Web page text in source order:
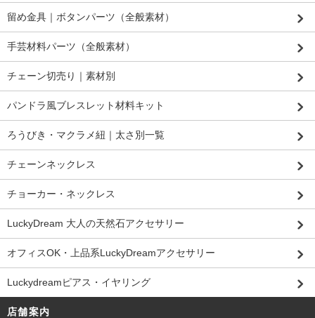
留め金具｜ボタンパーツ（全般素材）
手芸材料パーツ（全般素材）
チェーン切売り｜素材別
パンドラ風ブレスレット材料キット
ろうびき・マクラメ紐｜太さ別一覧
チェーンネックレス
チョーカー・ネックレス
LuckyDream 大人の天然石アクセサリー
オフィスOK・上品系LuckyDreamアクセサリー
Luckydreamピアス・イヤリング
店舗案内